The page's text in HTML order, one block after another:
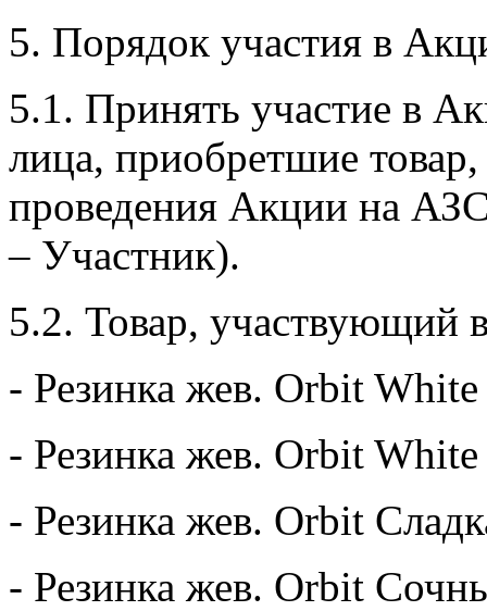
5. Порядок участия в
5.1. Принять участие в
лица, приобретшие
проведения Акции на
– Участник).
5.2. Товар, участвующий
- Резинка жев. Orbit
- Резинка жев. Orbit
- Резинка жев. Orbit
- Резинка жев. Orbit